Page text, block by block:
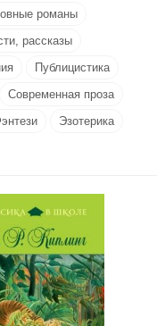
романы
рассказы
Публицистика
Современная проза
Эзотерика